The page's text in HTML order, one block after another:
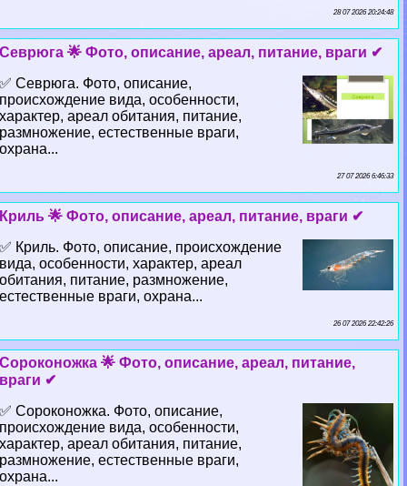
28 07 2026 20:24:48
Севрюга 🌟 Фото, описание, ареал, питание, враги ✔
✅ Севрюга. Фото, описание,
происхождение вида, особенности,
хаpaктер, ареал обитания, питание,
размножение, естественные враги,
охрана...
27 07 2026 6:46:33
Криль 🌟 Фото, описание, ареал, питание, враги ✔
✅ Криль. Фото, описание, происхождение
вида, особенности, хаpaктер, ареал
обитания, питание, размножение,
естественные враги, охрана...
26 07 2026 22:42:26
Сороконожка 🌟 Фото, описание, ареал, питание,
враги ✔
✅ Сороконожка. Фото, описание,
происхождение вида, особенности,
хаpaктер, ареал обитания, питание,
размножение, естественные враги,
охрана...